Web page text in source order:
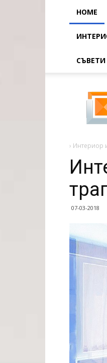
HOME
СЪВЕТИ
на
75
› Интериор
07-03-2018